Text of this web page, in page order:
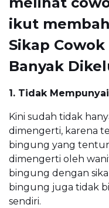
ikut
Sikap
Banyak
1. Tidak
Kini sudah tidak
dimengerti, karena
bingung yang
dimengerti oleh
bingung dengan
bingung juga tidak
sendiri.